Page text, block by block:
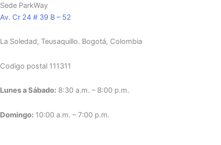
Sede ParkWay
Av. Cr 24 # 39 B – 52
La Soledad, Teusaquillo. Bogotá, Colombia
Codigo postal 111311
Lunes a Sábado: 8:30 a.m. – 8:00 p.m.
Domingo: 10:00 a.m. – 7:00 p.m.